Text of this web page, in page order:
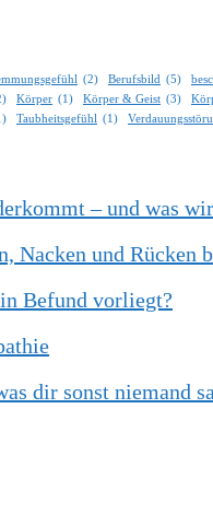
(2) Berufsbild (5)
Körper (1) Körper & Geist (3)
Taubheitsgefühl (1)
– und was
Nacken und Rücken
Befund vorliegt?
dir sonst niemand